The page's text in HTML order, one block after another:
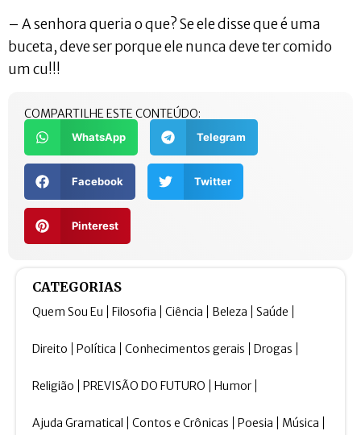
– A senhora queria o que? Se ele disse que é uma
buceta, deve ser porque ele nunca deve ter comido
um cu!!!
COMPARTILHE ESTE CONTEÚDO:
WhatsApp Telegram
Facebook Twitter
Pinterest
CATEGORIAS
Quem Sou Eu Filosofia Ciência Beleza Saúde
Direito Política Conhecimentos gerais Drogas
Religião PREVISÃO DO FUTURO Humor
Ajuda Gramatical Contos e Crônicas Poesia Música